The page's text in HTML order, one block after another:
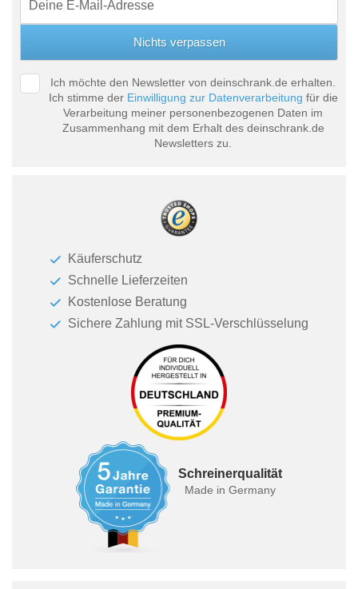
Ich möchte den Newsletter von deinschrank.de erhalten.
Ich stimme der Einwilligung zur Datenverarbeitung für die
Verarbeitung meiner personenbezogenen Daten im
Zusammenhang mit dem Erhalt des deinschrank.de
Newsletters zu.
Käuferschutz
Schnelle Lieferzeiten
Kostenlose Beratung
Sichere Zahlung mit SSL-Verschlüsselung
Schreinerqualität
Made in Germany